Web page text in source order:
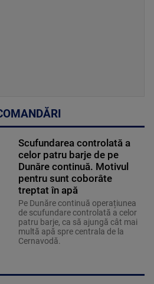
Scufundarea controlată a
celor patru barje de pe
Dunăre continuă. Motivul
pentru sunt coborâte
treptat în apă
Pe Dunăre continuă operațiunea
de scufundare controlată a celor
patru barje, ca să ajungă cât mai
multă apă spre centrala de la
Cernavodă.